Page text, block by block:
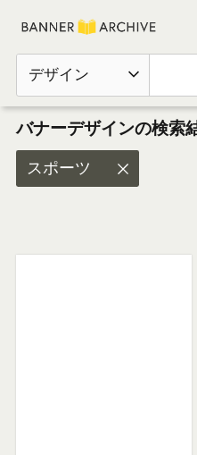
デザイン
バナーデザインの検索
スポーツ